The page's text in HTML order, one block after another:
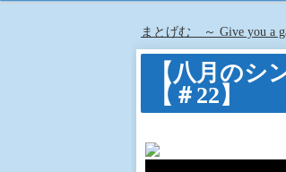
まとげむ ～ Give you a
【八月の
【＃22】